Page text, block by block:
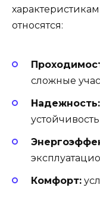
относятся:
сложные
Надежность:
Комфорт: